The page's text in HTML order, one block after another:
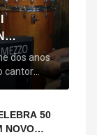
E
dos anos
cantor
"A
mais tarde:
o astro
50
NOVO